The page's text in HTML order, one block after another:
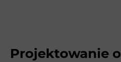
Projektowanie